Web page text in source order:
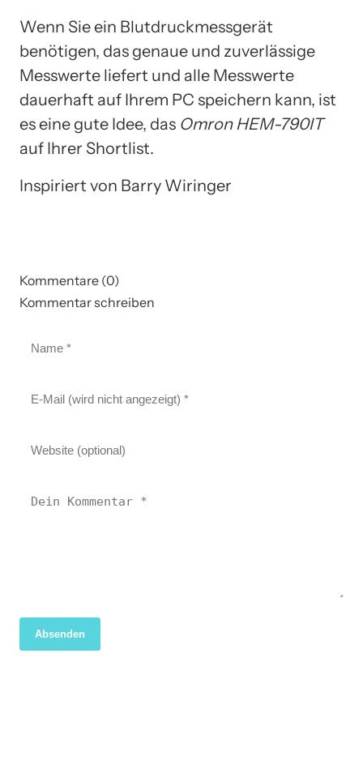
Wenn Sie ein Blutdruckmessgerät
benötigen, das genaue und zuverlässige
Messwerte liefert und alle Messwerte
dauerhaft auf Ihrem PC speichern kann, ist
es eine gute Idee, das Omron HEM-790IT
auf Ihrer Shortlist.
Inspiriert von Barry Wiringer
Kommentare (0)
Kommentar schreiben
Absenden